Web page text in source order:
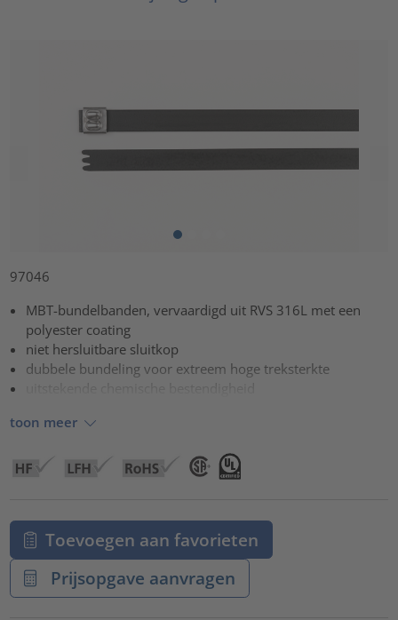
97046
MBT-bundelbanden, vervaardigd uit RVS 316L met een
polyester coating
niet hersluitbare sluitkop
dubbele bundeling voor extreem hoge treksterkte
toon meer
Toevoegen aan favorieten
Prijsopgave aanvragen